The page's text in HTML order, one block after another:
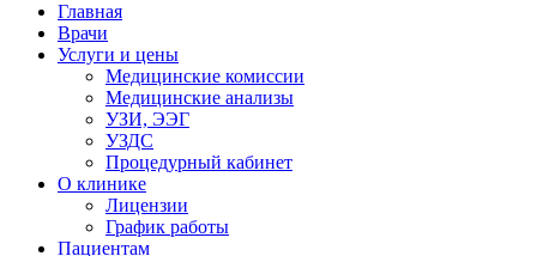
Главная
Врачи
Услуги и цены
Медицинские комиссии
Медицинские анализы
УЗИ, ЭЭГ
УЗДС
Процедурный кабинет
О клинике
Лицензии
График работы
Пациентам